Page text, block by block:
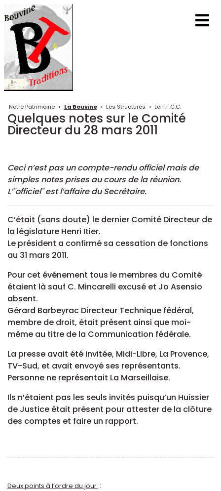
Notre Patrimoine > La Bouvine > Les Structures > La F.F.C.C.
Quelques notes sur le Comité
Directeur du 28 mars 2011
Ceci n’est pas un compte-rendu officiel mais de
simples notes prises au cours de la réunion.
L’"officiel" est l’affaire du Secrétaire.
C’était (sans doute) le dernier Comité Directeur de
la législature Henri Itier.
Le président a confirmé sa cessation de fonctions
au 31 mars 2011.
Pour cet événement tous le membres du Comité
étaient là sauf C. Mincarelli excusé et Jo Asensio
absent.
Gérard Barbeyrac Directeur Technique fédéral,
membre de droit, était présent ainsi que moi-
même au titre de la Communication fédérale.
La presse avait été invitée, Midi-Libre, La Provence,
TV-Sud, et avait envoyé ses représentants.
Personne ne représentait La Marseillaise.
Ils n’étaient pas les seuls invités puisqu’un Huissier
de Justice était présent pour attester de la clôture
des comptes et faire un rapport.
Deux points à l’ordre du jour :